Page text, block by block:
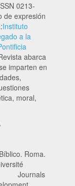
0213-
de expresión
Instituto
a la
abarca
imparten en
moral,
Roma.
Journals